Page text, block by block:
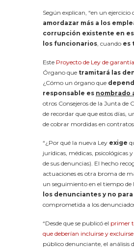
Según explican, “en un
amordazar más a los
corrupción existente en
los funcionarios, cuando es
Este Proyecto de Ley de
Órgano que tramitará las
¿Cómo un órgano que
responsable es nombrado
otros Consejeros de la Junta de
de recordar que que estos días,
de cobrar mordidas en
“¿Por qué la nueva Ley exige
jurídicas, médicas, psicológicas
de sus denuncias). El hecho
actuaciones es otra broma de
un seguimiento en el tiempo de
los denunciantes y no
comprometida a los
“Desde que se publicó el primer
que deberían incluirse y
público denunciante, el análisis